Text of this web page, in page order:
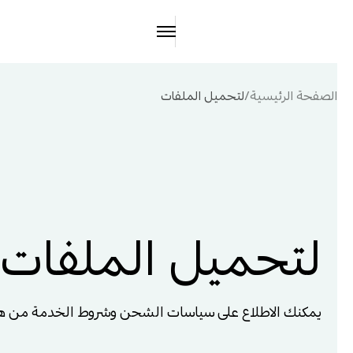
لتحميل الملفات
يمكنك الاطلاع على سياسات الشحن وشروط الخدمة من